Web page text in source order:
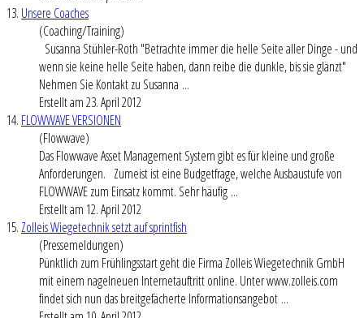
13. Unsere Coaches
(Coaching/Training)
Susanna Stühler-Roth "Betrachte immer die helle Seite aller Dinge - und
wenn sie keine helle Seite haben, dann reibe die dunkle, bis sie glänzt"
Nehmen Sie Kontakt zu Susanna ...
Erstellt am 23. April 2012
14. FLOWWAVE VERSIONEN
(Flowwave)
Das Flowwave Asset Management System gibt es für kleine und große
Anforderungen. Zumeist ist eine Budgetfrage, welche Ausbaustufe von
FLOWWAVE zum Einsatz kommt. Sehr häufig ...
Erstellt am 12. April 2012
15. Zolleis Wiegetechnik setzt auf sprintfish
(Pressemeldungen)
Pünktlich zum Frühlingsstart geht die Firma Zolleis Wiegetechnik GmbH
mit einem nagelneuen Internetauftritt online. Unter www.zolleis.com
findet sich nun das breitgefächerte Informationsangebot ...